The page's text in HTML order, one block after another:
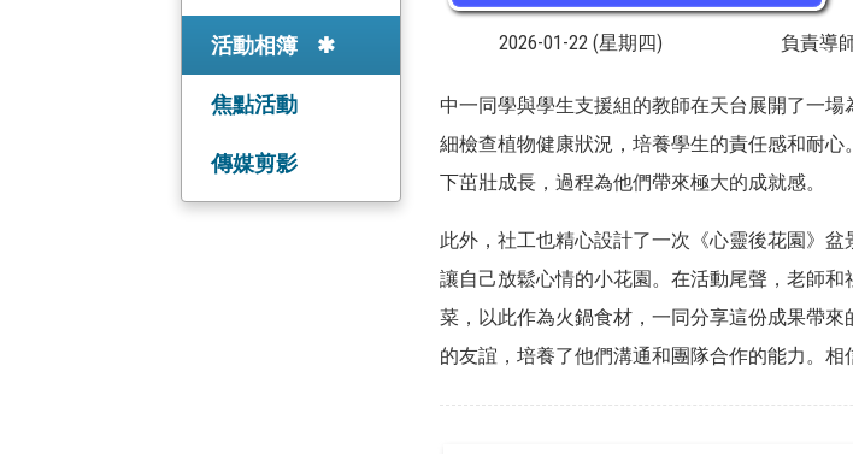
活動相簿
焦點活動
傳媒剪影
2026-01-22 (星期四) 負責導
中一同學與學生支援組的教師在天台展開了一
細檢查植物健康狀況，培養學生的責任感和耐
下茁壯成長，過程為他們帶來極大的成就感。
此外，社工也精心設計了一次《心靈後花園》
讓自己放鬆心情的小花園。在活動尾聲，老師
菜，以此作為火鍋食材，一同分享這份成果帶
的友誼，培養了他們溝通和團隊合作的能力。相